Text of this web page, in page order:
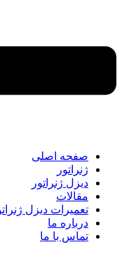
صفحه اصلی
ژنراتور
دیزل ژنراتور
مقالات
تعمیرات دیزل
درباره ما
تماس با ما